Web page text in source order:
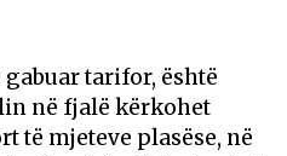
tarifor, është
në fjalë kërkohet
të mjeteve plasëse, në